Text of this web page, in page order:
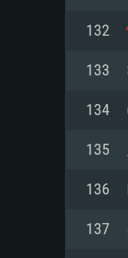
운영
프로세
메모리
그래
해상도
네트워
운영체
프로
(Mac),
의
운영
프로세
메모리
그래
와 동
지원
132
133
134
135
136
137